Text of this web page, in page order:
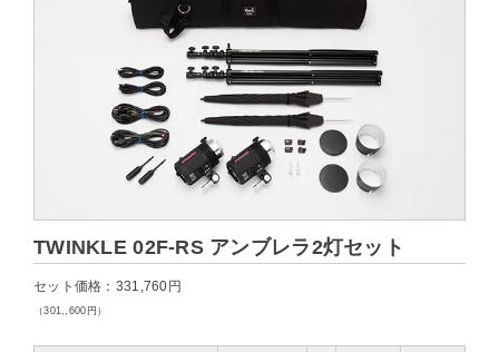
TWINKLE 02F-RS アンブレラ2灯セット
セット価格：331,760円
（301,,600円）